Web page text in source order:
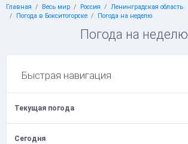
Главная Весь мир Россия
Ленинградская область
Погода в Бокситогорске
Погода на неделю
Погода на неделю
Быстрая навигация
Текущая погода
Сегодня